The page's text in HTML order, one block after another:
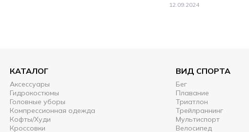
12.09.2024
КАТАЛОГ
Аксессуары
Гидрокостюмы
Головные уборы
Компрессионная одежда
Кофты/Худи
Кроссовки
ВИД СПОРТА
Бег
Плавание
Триатлон
Трейлраннинг
Мультиспорт
Велосипед